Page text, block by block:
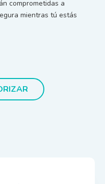
comprometidas a
mientras tú estás